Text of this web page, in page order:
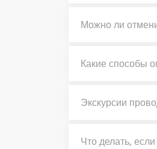
Можно ли
Какие способы
Экскурсии
Что делать,